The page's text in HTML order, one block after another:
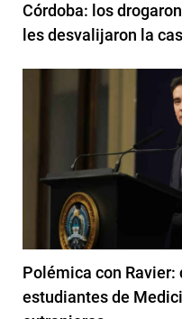
Córdoba: los
les desvalijaron la
Polémica con Ravier:
estudiantes de